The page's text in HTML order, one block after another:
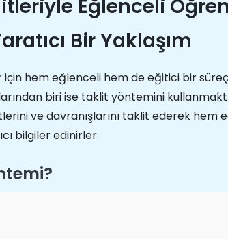
Eğlenceli
Bir Yaklaşım
için hem eğlenceli hem de eğitici bir
biri ise taklit yöntemini
ve davranışlarını taklit ederek hem
bilgiler edinirler.